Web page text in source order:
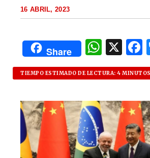
16 ABRIL, 2023
Share
W
h
at
s
A
p
p
X
c
TIEMPO ESTIMADO DE LECTURA: 4